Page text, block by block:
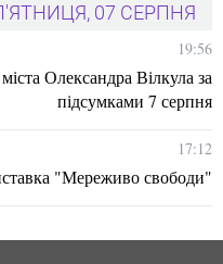
07 СЕРПНЯ
19:56
Олександра Вілкула за
підсумками 7 серпня
17:12
"Мереживо свободи"